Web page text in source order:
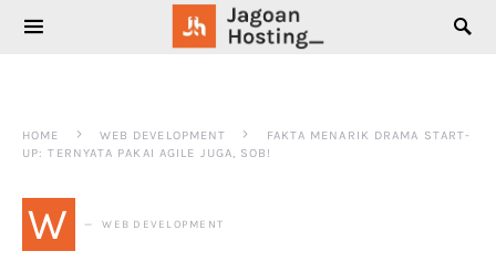
SEARCH FOR:
HOME WEB DEVELOPMENT
FAKTA MENARIK DRAMA START-
UP: TERNYATA PAKAI AGILE JUGA, SOB!
W WEB DEVELOPMENT